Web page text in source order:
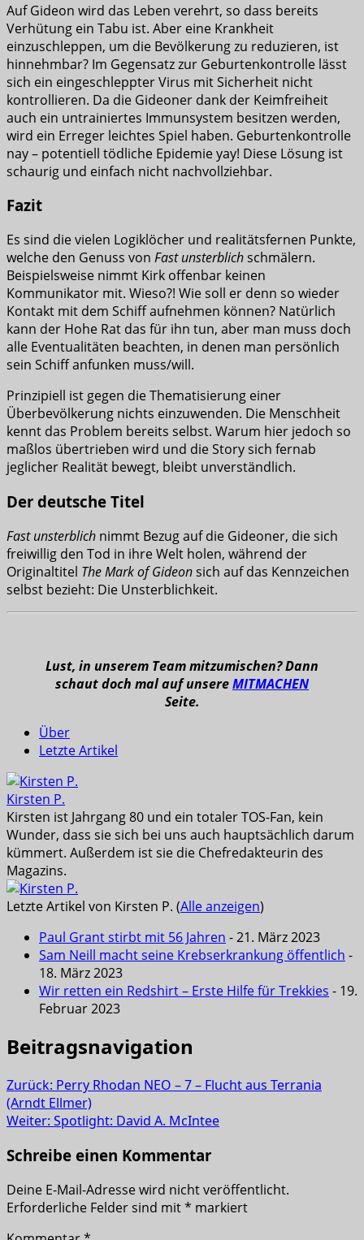
Auf Gideon wird das Leben verehrt, so dass bereits
Verhütung ein Tabu ist. Aber eine Krankheit
einzuschleppen, um die Bevölkerung zu reduzieren, ist
hinnehmbar? Im Gegensatz zur Geburtenkontrolle lässt
sich ein eingeschleppter Virus mit Sicherheit nicht
kontrollieren. Da die Gideoner dank der Keimfreiheit
auch ein untrainiertes Immunsystem besitzen werden,
wird ein Erreger leichtes Spiel haben. Geburtenkontrolle
nay – potentiell tödliche Epidemie yay! Diese Lösung ist
schaurig und einfach nicht nachvollziehbar.
Fazit
Es sind die vielen Logiklöcher und realitätsfernen Punkte,
welche den Genuss von Fast unsterblichschmälern.
Beispielsweise nimmt Kirk offenbar keinen
Kommunikator mit. Wieso?! Wie soll er denn so wieder
Kontakt mit dem Schiff aufnehmen können? Natürlich
kann der Hohe Rat das für ihn tun, aber man muss doch
alle Eventualitäten beachten, in denen man persönlich
sein Schiff anfunken muss/will.
Prinzipiell ist gegen die Thematisierung einer
Überbevölkerung nichts einzuwenden. Die Menschheit
kennt das Problem bereits selbst. Warum hier jedoch so
maßlos übertrieben wird und die Story sich fernab
jeglicher Realität bewegt, bleibt unverständlich.
Der deutsche Titel
Fast unsterblich nimmt Bezug auf die Gideoner, die sich
freiwillig den Tod in ihre Welt holen, während der
Originaltitel The Mark of Gideonsich auf das Kennzeichen
selbst bezieht: Die Unsterblichkeit.
Lust, in unserem Team mitzumischen? Dann
schaut doch mal auf unsereMITMACHEN
Seite.
Über
Letzte Artikel
Kirsten P.
Kirsten ist Jahrgang 80 und ein totaler TOS-Fan, kein
Wunder, dass sie sich bei uns auch hauptsächlich darum
kümmert. Außerdem ist sie die Chefredakteurin des
Magazins.
Letzte Artikel von Kirsten P. (Alle anzeigen)
Paul Grant stirbt mit 56 Jahren - 21. März 2023
Sam Neill macht seine Krebserkrankung öffentlich -
18. März 2023
Wir retten ein Redshirt – Erste Hilfe für Trekkies - 19.
Februar 2023
Beitragsnavigation
Zurück: Perry Rhodan NEO – 7 – Flucht aus Terrania
(Arndt Ellmer)
Weiter: Spotlight: David A. McIntee
Schreibe einen Kommentar
Deine E-Mail-Adresse wird nicht veröffentlicht.
Erforderliche Felder sind mit* markiert